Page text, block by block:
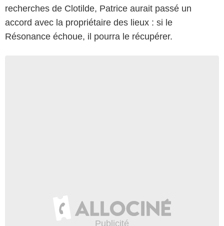
recherches de Clotilde, Patrice aurait passé un
accord avec la propriétaire des lieux : si le
Résonance échoue, il pourra le récupérer.